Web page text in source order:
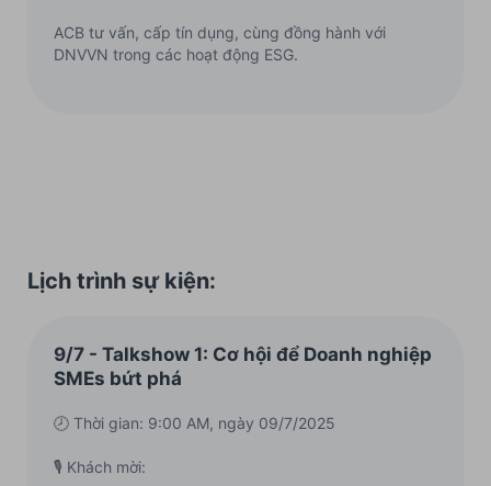
ACB tư vấn, cấp tín dụng, cùng đồng hành với
DNVVN trong các hoạt động ESG.
Lịch trình sự kiện:
9/7 - Talkshow 1: Cơ hội để Doanh nghiệp
SMEs bứt phá
🕗 Thời gian: 9:00 AM, ngày 09/7/2025
🎙️ Khách mời: